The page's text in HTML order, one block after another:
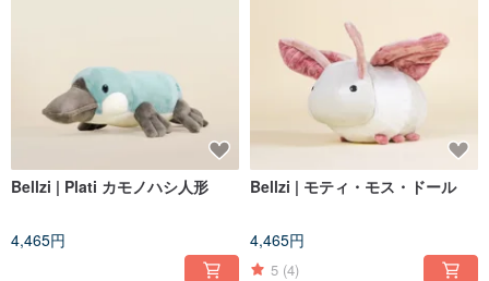
Bellzi | Plati カモノハシ人形
4,465円
Bellzi | モティ・モス・ドール
4,465円
5 (4)